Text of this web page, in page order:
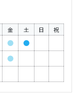
金 土 日 祝
●
●
●